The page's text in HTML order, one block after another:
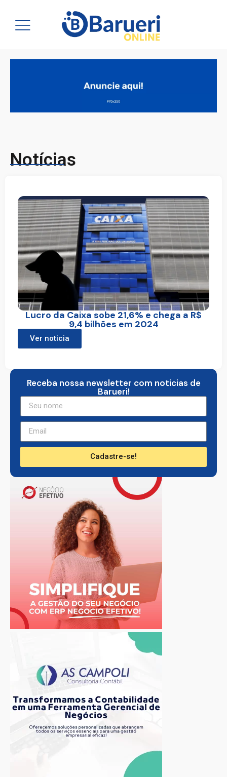
Notícias
Lucro da Caixa sobe 21,6% e chega a R$
9,4 bilhões em 2024
Ver noticia
Receba nossa newsletter com noticias de
Barueri!
Cadastre-se!